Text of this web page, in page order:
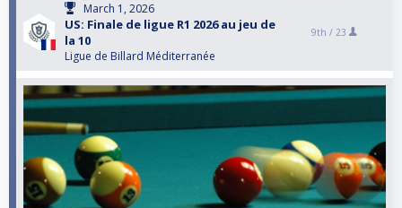
March 1, 2026
US: Finale de ligue R1 2026 au jeu de
la 10
Ligue de Billard Méditerranée
9th / 23